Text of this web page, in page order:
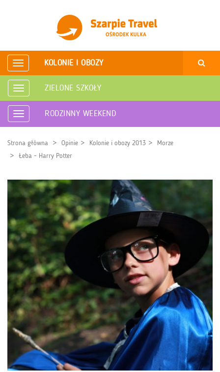
Rozwiń
nawigację
KOLONIE I OBOZY
Rozwiń
nawigację
ZIELONE SZKOŁY
Rozwiń
nawigację
RODZINNY WEEKEND
Strona główna Opinie Kolonie i obozy 2013
Morze
Łeba - Harry Potter